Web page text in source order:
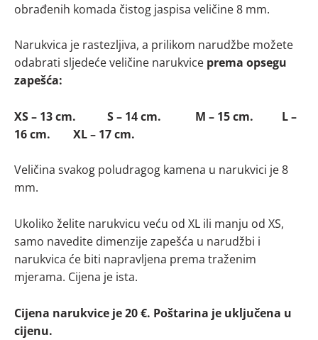
obrađenih komada čistog jaspisa veličine 8 mm.
Narukvica je rastezljiva, a prilikom narudžbe možete
odabrati sljedeće veličine narukvice prema opsegu
zapešća:
XS – 13 cm. S – 14 cm. M – 15 cm. L –
16 cm. XL – 17 cm.
Veličina svakog poludragog kamena u narukvici je 8
mm.
Ukoliko želite narukvicu veću od XL ili manju od XS,
samo navedite dimenzije zapešća u narudžbi i
narukvica će biti napravljena prema traženim
mjerama. Cijena je ista.
Cijena narukvice je 20 €. Poštarina je uključena u
cijenu.